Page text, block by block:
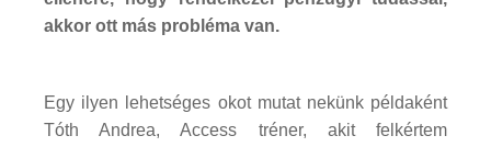
akkor ott más probléma van.
Egy ilyen lehetséges okot mutat nekünk példaként
Tóth Andrea, Access tréner, akit felkértem